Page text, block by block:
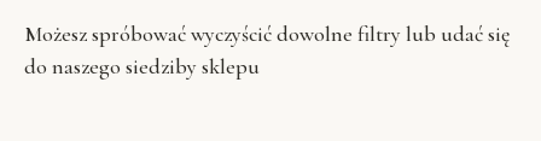
Możesz spróbowaćwyczyścić dowolne filtrylub udać się
do naszego siedziby sklepu